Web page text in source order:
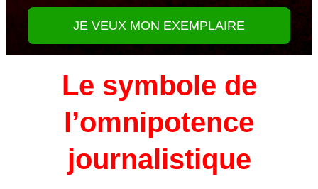
JE VEUX MON EXEMPLAIRE
Le symbole de
l’omnipotence
journalistique